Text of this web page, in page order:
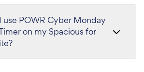
use POWR Cyber Monday
on my Spacious for